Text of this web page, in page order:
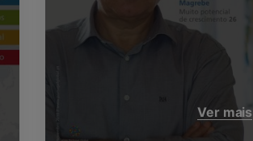
Ver mais